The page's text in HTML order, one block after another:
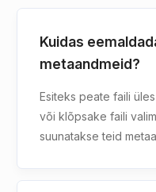
Kuidas
metaandmeid?
Esiteks peate faili
või klõpsake faili
suunatakse teid